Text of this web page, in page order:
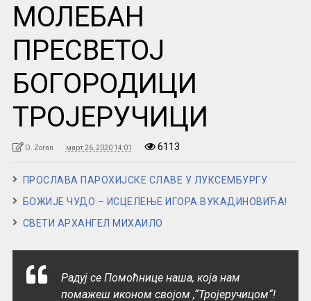
МОЛЕБАН
ПРЕСВЕТОЈ
БОГОРОДИЦИ
ТРОЈЕРУЧИЦИ
O. Zoran март 26, 2020 14:01 6113
ПРОСЛАВА ПАРОХИЈСКЕ СЛАВЕ У ЛУКСЕМБУРГУ
БОЖИЈЕ ЧУДО – ИСЦЕЛЕЊЕ ИГОРА ВУКАДИНОВИЋА!
СВЕТИ АРХАНГЕЛ МИХАИЛО
Радуј се Помоћнице наша, која нам
помажеш иконом својом ,“Тројеручицом“!